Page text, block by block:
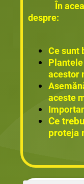
În
despre:
Ce sunt
acestor
aceste
Ce
proteja